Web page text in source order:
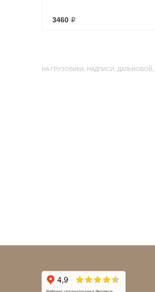
3460 ₽
НА ГРУЗОВИКИ НАДПИСИ ДАЛЬНОБОЙ